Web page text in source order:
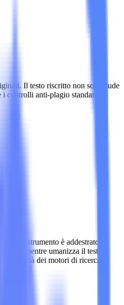
Il testo riscritto non solo elude
controlli anti-plagio standard
strumento è addestrato a
mentre umanizza il testo,
penalità dei motori di ricerca.